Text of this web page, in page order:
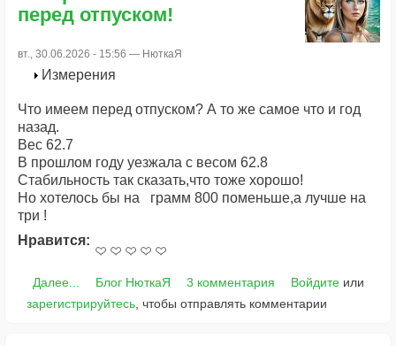
перед отпуском!
вт., 30.06.2026 - 15:56 — НюткаЯ
Измерения
Что имеем перед отпуском? А то же самое что и год
назад.
Вес 62.7
В прошлом году уезжала с весом 62.8
Стабильность так сказать,что тоже хорошо!
Но хотелось бы на грамм 800 поменьше,а лучше на
три !
Нравится:
Далее... Блог НюткаЯ 3 комментария Войдитеили
зарегистрируйтесь , чтобы отправлять комментарии